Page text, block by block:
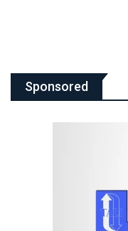
Sponsored